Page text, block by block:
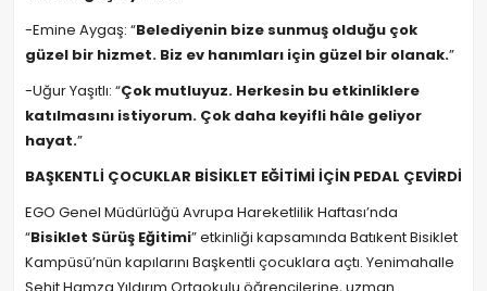
-Emine Aygaş: “Belediyenin bize sunmuş olduğu çok
güzel bir hizmet. Biz ev hanımları için güzel bir olanak.”
-Uğur Yaşıtlı: “Çok mutluyuz. Herkesin bu etkinliklere
katılmasını istiyorum. Çok daha keyifli hâle geliyor
hayat.”
BAŞKENTLİ ÇOCUKLAR BİSİKLET EĞİTİMİ İÇİN PEDAL ÇEVİRDİ
EGO Genel Müdürlüğü Avrupa Hareketlilik Haftası’nda
“Bisiklet Sürüş Eğitimi” etkinliği kapsamında Batıkent Bisiklet
Kampüsü’nün kapılarını Başkentli çocuklara açtı. Yenimahalle